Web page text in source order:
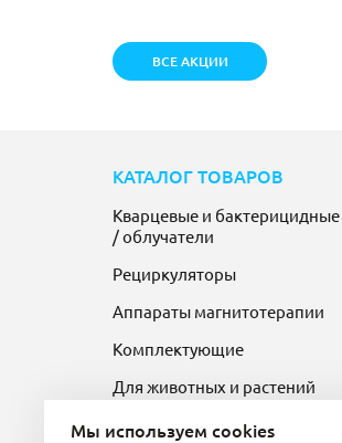
ВСЕ АКЦИИ
КАТАЛОГ ТОВАРОВ
Кварцевые и
/ облучатели
Рециркуляторы
Аппараты магнитотерапии
Комплектующие
Для животных и растений
Мы используем cookies